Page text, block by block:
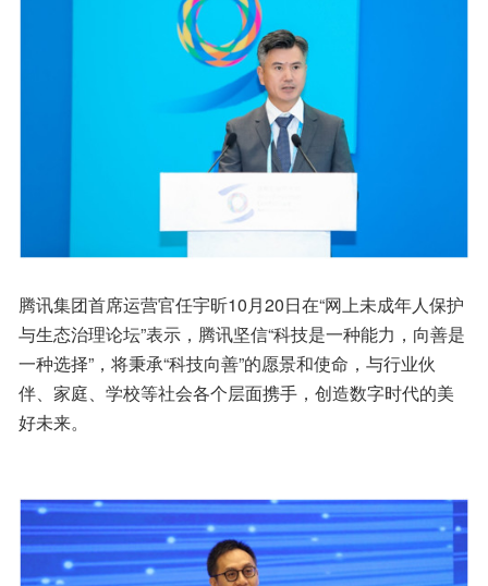
腾讯集团首席运营官任宇昕10月20日在“网上未成年人保护
与生态治理论坛”表示，腾讯坚信“科技是一种能力，向善是
一种选择”，将秉承“科技向善”的愿景和使命，与行业伙
伴、家庭、学校等社会各个层面携手，创造数字时代的美
好未来。